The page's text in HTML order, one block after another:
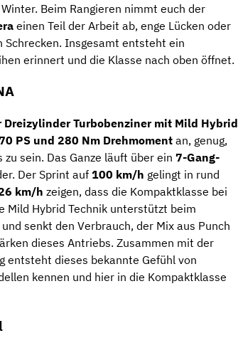
Beim Rangieren nimmt euch der
einen Teil der Arbeit ab, enge Lücken oder
Insgesamt entsteht ein
erinnert und die Klasse nach oben öffnet.
Dreizylinder Turbobenziner mit Mild Hybrid
PS und 280 Nm Drehmoment an, genug,
sein. Das Ganze läuft über ein 7-Gang-
Der Sprint auf 100 km/h gelingt in rund
km/h zeigen, dass die Kompaktklasse bei
Mild Hybrid Technik unterstützt beim
senkt den Verbrauch, der Mix aus Punch
dieses Antriebs. Zusammen mit der
entsteht dieses bekannte Gefühl von
kennen und hier in die Kompaktklasse